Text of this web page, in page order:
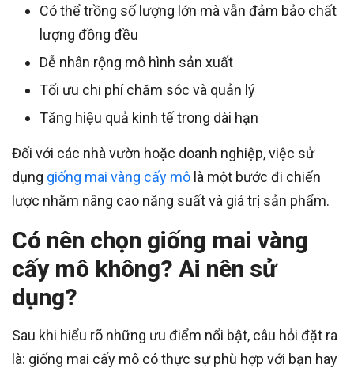
Có thể trồng số lượng lớn mà vẫn đảm bảo chất
lượng đồng đều
Dễ nhân rộng mô hình sản xuất
Tối ưu chi phí chăm sóc và quản lý
Tăng hiệu quả kinh tế trong dài hạn
Đối với các nhà vườn hoặc doanh nghiệp, việc sử
dụng giống mai vàng cấy mô là một bước đi chiến
lược nhằm nâng cao năng suất và giá trị sản phẩm.
Có nên chọn giống mai vàng
cấy mô không? Ai nên sử
dụng?
Sau khi hiểu rõ những ưu điểm nổi bật, câu hỏi đặt ra
là: giống mai cấy mô có thực sự phù hợp với bạn hay